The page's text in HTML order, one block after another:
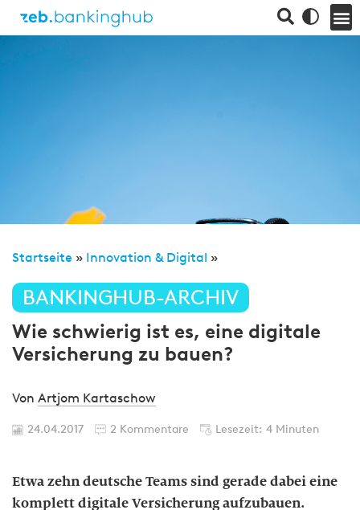
Startseite » Innovation & Digital »
BANKINGHUB-ARCHIV
Wie schwierig ist es, eine digitale
Versicherung zu bauen?
Von Artjom Kartaschow
24.04.2017 2 Kommentare Lesezeit: 4 Minuten
Etwa zehn deutsche Teams sind gerade dabei eine
komplett digitale Versicherung aufzubauen.